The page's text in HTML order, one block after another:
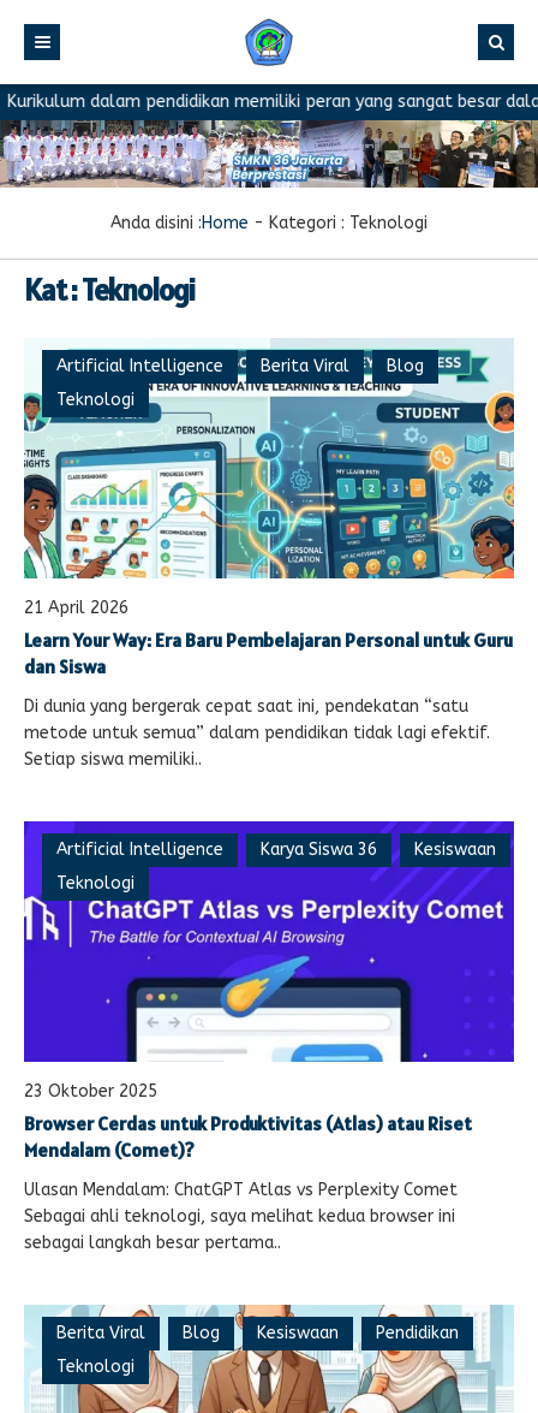
dalam pendidikan memiliki peran yang sangat besar dalam
Anda disini :Home - Kategori : Teknologi
Kat : Teknologi
Artificial Intelligence Berita Viral
Blog
Teknologi
21 April 2026
Learn Your Way: Era Baru Pembelajaran Personal untuk Guru
dan Siswa
Di dunia yang bergerak cepat saat ini, pendekatan “satu
metode untuk semua” dalam pendidikan tidak lagi efektif.
Setiap siswa memiliki..
Artificial Intelligence Karya Siswa 36
Kesiswaan
Teknologi
23 Oktober 2025
Browser Cerdas untuk Produktivitas (Atlas) atau Riset
Mendalam (Comet)?
Ulasan Mendalam: ChatGPT Atlas vs Perplexity Comet
Sebagai ahli teknologi, saya melihat kedua browser ini
sebagai langkah besar pertama..
Berita Viral Blog Kesiswaan
Pendidikan
Teknologi